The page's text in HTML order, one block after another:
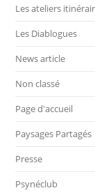
Les ateliers
Les Diablogues
News article
Non classé
Page d'accueil
Paysages Partagés
Presse
Psynéclub